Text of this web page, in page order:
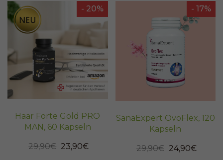
- 20%
Haar Forte Gold PRO
MAN, 60 Kapseln
29,90€ 23,90€
- 17%
SanaExpert OvoFlex, 120
Kapseln
29,90€ 24,90€